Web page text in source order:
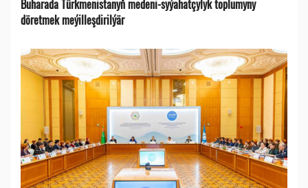
Buharada Türkmenistanyň medeni-syýahatçylyk toplumyny
döretmek meýilleşdirilýär